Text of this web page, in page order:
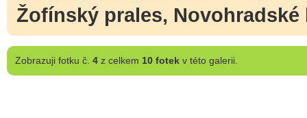
Žofínský prales,
Zobrazujifotku č. 4z celkem 10 fotekv této galerii.